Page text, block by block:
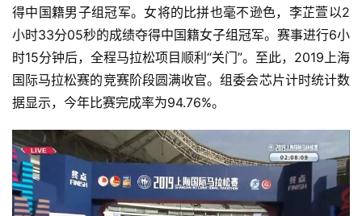
得中国籍男子组冠军。女将的比拼也毫不逊色，李芷萱以2
小时33分05秒的成绩夺得中国籍女子组冠军。赛事进行6小
时15分钟后，全程马拉松项目顺利“关门”。至此，2019上海
国际马拉松赛的竞赛阶段圆满收官。组委会芯片计时统计数
据显示，今年比赛完成率为94.76%。